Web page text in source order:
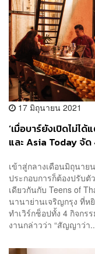
17 มิถุนายน 2021
‘เมื่อบาร์ยังเปิดไม่ไ
และ Asia Today จั
เข้าสู่กลางเดือนมิถุนาย
ประกอบการก็ต้องปรับตั
เดียวกันกับ Teens of
นานาย่านเจริญกรุง ที่ห
ทำเวิร์กช็อปทั้ง 4 กิจก
งานกล่าวว่า “สัญญาว่า